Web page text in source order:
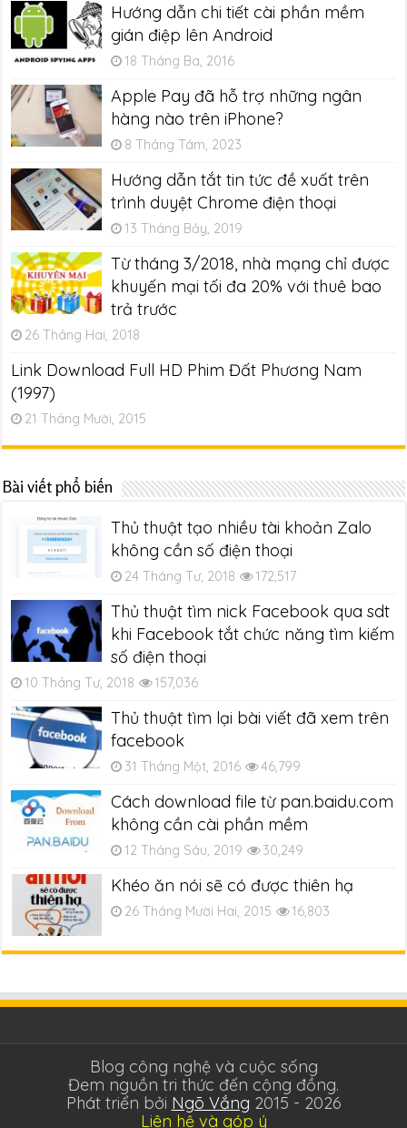
Hướng dẫn chi tiết cài phần mềm
gián điệp lên Android
18 Tháng Ba, 2016
Apple Pay đã hỗ trợ những ngân
hàng nào trên iPhone?
8 Tháng Tám, 2023
Hướng dẫn tắt tin tức đề xuất trên
trình duyệt Chrome điện thoại
13 Tháng Bảy, 2019
Từ tháng 3/2018, nhà mạng chỉ được
khuyến mại tối đa 20% với thuê bao
trả trước
26 Tháng Hai, 2018
Link Download Full HD Phim Đất Phương Nam
(1997)
21 Tháng Mười, 2015
Bài viết phổ biến
Thủ thuật tạo nhiều tài khoản Zalo
không cần số điện thoại
24 Tháng Tư, 2018 172,517
Thủ thuật tìm nick Facebook qua sdt
khi Facebook tắt chức năng tìm kiếm
số điện thoại
10 Tháng Tư, 2018 157,036
Thủ thuật tìm lại bài viết đã xem trên
facebook
31 Tháng Một, 2016 46,799
Cách download file từ pan.baidu.com
không cần cài phần mềm
12 Tháng Sáu, 2019 30,249
Khéo ăn nói sẽ có được thiên hạ
26 Tháng Mười Hai, 2015 16,803
Blog công nghệ và cuộc sống
Đem nguồn tri thức đến cộng đồng.
Phát triển bởi Ngõ Vắng 2015 - 2026
Liên hệ và góp ý